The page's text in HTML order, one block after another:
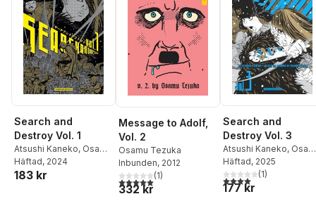
Search and
Destroy Vol. 1
Atsushi Kaneko, Osamu
Tezuka
Häftad, 2024
183 kr
Message to Adolf,
Vol. 2
Osamu Tezuka
Inbunden, 2012
5,0utav 5 stjärnor. Totalt antal röster:
(1)
332 kr
Search and
Destroy Vol. 3
Atsushi Kaneko,
Tezuka
Häftad, 2025
4,0utav 5 stjärnor.
(1)
177 kr